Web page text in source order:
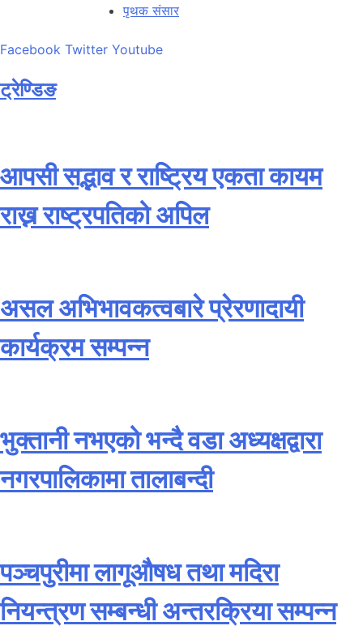
पृथक संसार
Facebook Twitter Youtube
ट्रेण्डिङ
आपसी सद्भाव र राष्ट्रिय एकता कायम
राख्न राष्ट्रपतिको अपिल
असल अभिभावकत्वबारे प्रेरणादायी
कार्यक्रम सम्पन्न
भुक्तानी नभएको भन्दै वडा अध्यक्षद्वारा
नगरपालिकामा तालाबन्दी
पञ्चपुरीमा लागूऔषध तथा मदिरा
नियन्त्रण सम्बन्धी अन्तरक्रिया सम्पन्न